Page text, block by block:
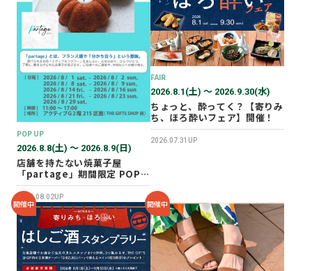
2026年02月
2025年12月
2025年11月
2025年10月
POP UP
2026.8.8(土) 〜 2026.8.9(日)
店舗を持たない焼菓子屋
「partage」期間限定 POP
UP SHOP オープン！
2026.08.02UP
FAIR
2026.8.1(土) 〜 2026.9.30(水)
ちょっと、酔ってく？【寄りみ
ち、ほろ酔いフェア】開催！
2026.07.31UP
開催中 開催中